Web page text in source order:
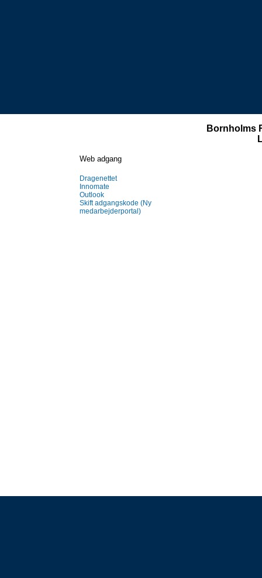
Bornholms
Web adgang
Dragenettet
Innomate
Outlook
Skift adgangskode (Ny
medarbejderportal)